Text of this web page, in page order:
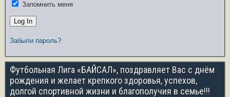
Запомнить меня
Забыли пароль?
Футбольная Лига «БАЙСАЛ», поздравляет Вас с днём
рождения и желает крепкого здоровья, успехов,
долгой спортивной жизни и благополучия в семье!!!